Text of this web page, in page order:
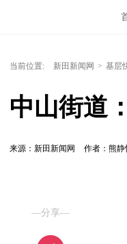
当前位置: 新田新闻网 > 基层
中山街道
来源：新田新闻网 作者：熊静
—分享—